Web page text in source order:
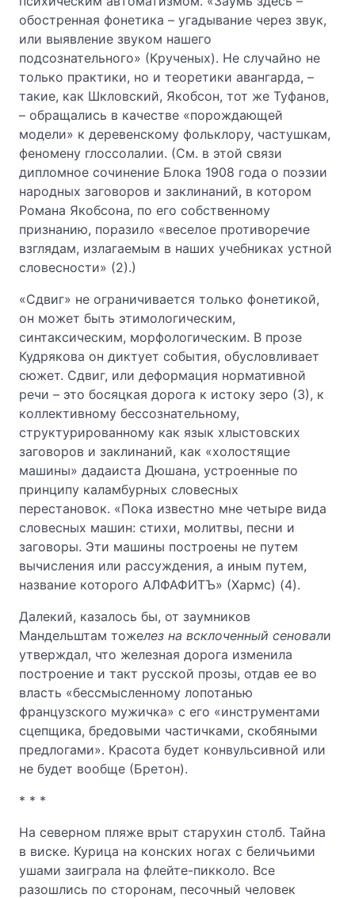
обостренная фонетика – угадывание через звук,
или выявление звуком нашего
подсознательного» (Крученых). Не случайно не
только практики, но и теоретики авангарда, –
такие, как Шкловский, Якобсон, тот же Туфанов,
– обращались в качестве «порождающей
модели» к деревенскому фольклору, частушкам,
феномену глоссолалии. (См. в этой связи
дипломное сочинение Блока 1908 года о поэзии
народных заговоров и заклинаний, в котором
Романа Якобсона, по его собственному
признанию, поразило «веселое противоречие
взглядам, излагаемым в наших учебниках устной
словесности» (2).)
«Сдвиг» не ограничивается только фонетикой,
он может быть этимологическим,
синтаксическим, морфологическим. В прозе
Кудрякова он диктует события, обусловливает
сюжет. Сдвиг, или деформация нормативной
речи – это босяцкая дорога к истоку зеро (3), к
коллективному бессознательному,
структурированному как язык хлыстовских
заговоров и заклинаний, как «холостящие
машины» дадаиста Дюшана, устроенные по
принципу каламбурных словесных
перестановок. «Пока известно мне четыре вида
словесных машин: стихи, молитвы, песни и
заговоры. Эти машины построены не путем
вычисления или рассуждения, а иным путем,
название которого АЛФАФИТЪ» (Хармс) (4).
Далекий, казалось бы, от заумников
Мандельштам тожелез на всклоченный сеновали
утверждал, что железная дорога изменила
построение и такт русской прозы, отдав ее во
власть «бессмысленному лопотанью
французского мужичка» с его «инструментами
сцепщика, бредовыми частичками, скобяными
предлогами». Красота будет конвульсивной или
не будет вообще (Бретон).
* * *
На северном пляже врыт старухин столб. Тайна
в виске. Курица на конских ногах с беличьими
ушами заиграла на флейте-пикколо. Все
разошлись по сторонам, песочный человек